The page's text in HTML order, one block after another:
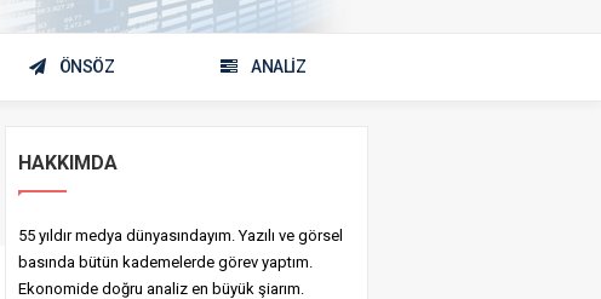
ÖNSÖZ ANALİZ
HAKKIMDA
55 yıldır medya dünyasındayım. Yazılı ve görsel
basında bütün kademelerde görev yaptım.
Ekonomide doğru analiz en büyük şiarım.